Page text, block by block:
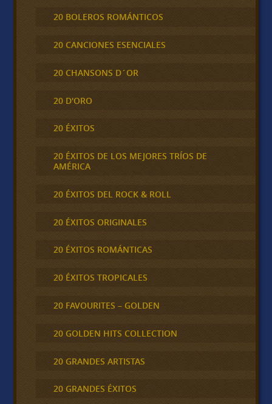
20 BOLEROS ROMÁNTICOS
20 CANCIONES ESENCIALES
20 CHANSONS D´OR
20 D'ORO
20 ÉXITOS
20 ÉXITOS DE LOS MEJORES TRÍOS DE
AMÉRICA
20 ÉXITOS DEL ROCK & ROLL
20 ÉXITOS ORIGINALES
20 ÉXITOS ROMÁNTICAS
20 ÉXITOS TROPICALES
20 FAVOURITES – GOLDEN
20 GOLDEN HITS COLLECTION
20 GRANDES ARTISTAS
20 GRANDES ÉXITOS